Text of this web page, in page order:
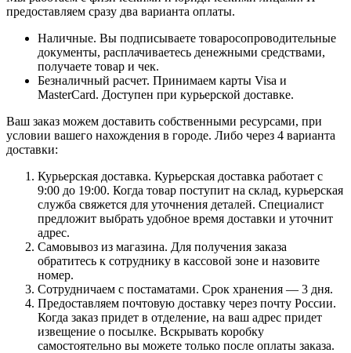
предоставляем сразу два варианта оплаты.
Наличные. Вы подписываете товаросопроводительные
документы, расплачиваетесь денежными средствами,
получаете товар и чек.
Безналичный расчет. Принимаем карты Visa и
MasterCard. Доступен при курьерской доставке.
Ваш заказ можем доставить собственными ресурсами, при
условии вашего нахождения в городе. Либо через 4 варианта
доставки:
Курьерская доставка. Курьерская доставка работает с
9:00 до 19:00. Когда товар поступит на склад, курьерская
служба свяжется для уточнения деталей. Специалист
предложит выбрать удобное время доставки и уточнит
адрес.
Самовывоз из магазина. Для получения заказа
обратитесь к сотруднику в кассовой зоне и назовите
номер.
Сотрудничаем с постаматами. Срок хранения — 3 дня.
Предоставляем почтовую доставку через почту России.
Когда заказ придет в отделение, на ваш адрес придет
извещение о посылке. Вскрывать коробку
самостоятельно вы можете только после оплаты заказа.